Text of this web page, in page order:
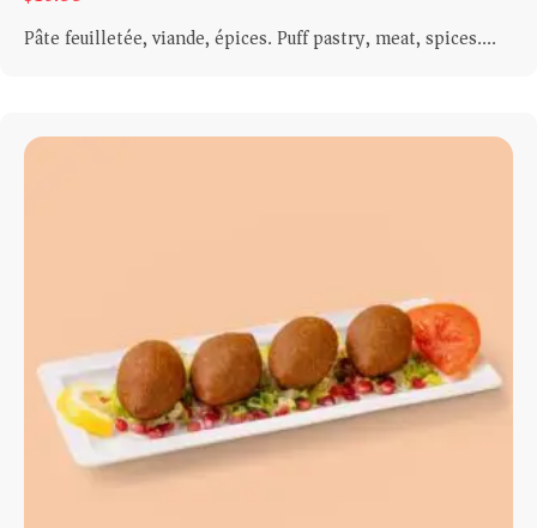
Pâte feuilletée, viande, épices. Puff pastry, meat, spices....